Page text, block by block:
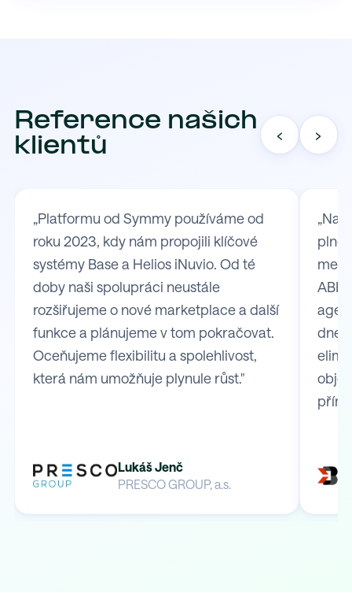
Reference našich
klientů
‹ ›
„Platformu od Symmy používáme od
roku 2023, kdy nám propojili klíčové
systémy Base a Helios iNuvio. Od té
doby naši spolupráci neustále
rozšiřujeme o nové marketplace a další
funkce a plánujeme v tom pokračovat.
Oceňujeme flexibilitu a spolehlivost,
která nám umožňuje plynule růst."
Lukáš Jenč
PRESCO GROUP, a.s.
„Na
plně
mezi
dnes